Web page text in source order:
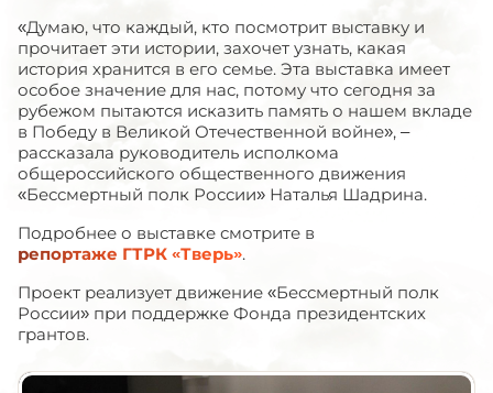
«Думаю, что каждый, кто посмотрит выставку и
прочитает эти истории, захочет узнать, какая
история хранится в его семье. Эта выставка имеет
особое значение для нас, потому что сегодня за
рубежом пытаются исказить память о нашем вкладе
в Победу в Великой Отечественной войне», –
рассказала руководитель исполкома
общероссийского общественного движения
«Бессмертный полк России» Наталья Шадрина.
Подробнее о выставке смотрите в
репортаже ГТРК «Тверь».
Проект реализует движение «Бессмертный полк
России» при поддержке Фонда президентских
грантов.